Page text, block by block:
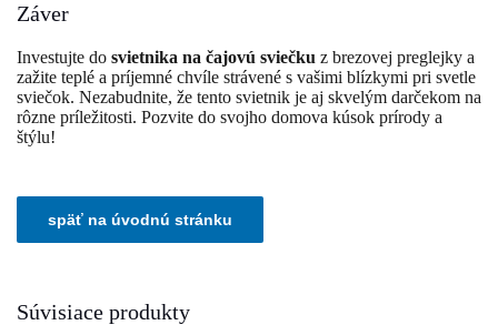
Záver
Investujte do svietnika na čajovú sviečku z brezovej preglejky a
zažite teplé a príjemné chvíle strávené s vašimi blízkymi pri svetle
sviečok. Nezabudnite, že tento svietnik je aj skvelým darčekom na
rôzne príležitosti. Pozvite do svojho domova kúsok prírody a
štýlu!
Súvisiace produkty